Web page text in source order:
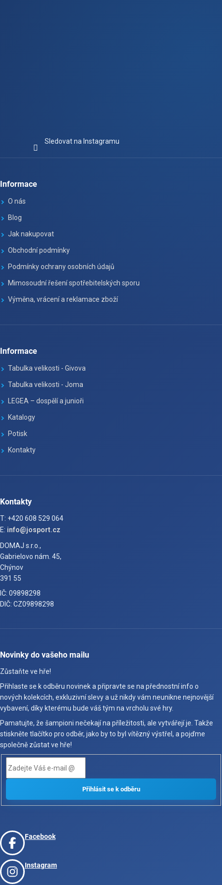
Sledovat na Instagramu
Informace
O nás
Blog
Jak nakupovat
Obchodní podmínky
Podmínky ochrany osobních údajů
Mimosoudní řešení spotřebitelských sporu
Výměna, vrácení a reklamace zboží
Informace
Tabulka velikosti - Givova
Tabulka velikosti - Joma
LEGEA – dospělí a junioři
Katalogy
Potisk
Kontakty
Kontakty
T: +420 608 529 064
E: info@josport.cz
DOMAJ s.r.o.,
Gabrielovo nám. 45,
Chýnov
391 55
IČ: 09898298
DIČ: CZ09898298
Novinky do vašeho mailu
Zůstaňte ve hře!
Přihlaste se k odběru novinek a připravte se na přednostní info o
nových kolekcích, exkluzivní slevy a už nikdy vám neunikne nejnovější
vybavení, díky kterému bude váš tým na vrcholu své hry.
Pamatujte, že šampioni nečekají na příležitosti, ale vytvářejí je. Takže
stiskněte tlačítko pro odběr, jako by to byl vítězný výstřel, a pojďme
společně zůstat ve hře!
Facebook
Instagram